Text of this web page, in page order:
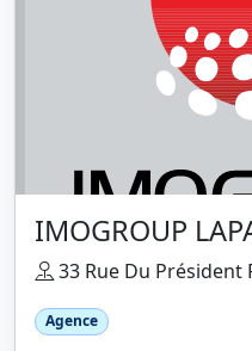
IMOGROUP
33 Rue Du Président
Agence